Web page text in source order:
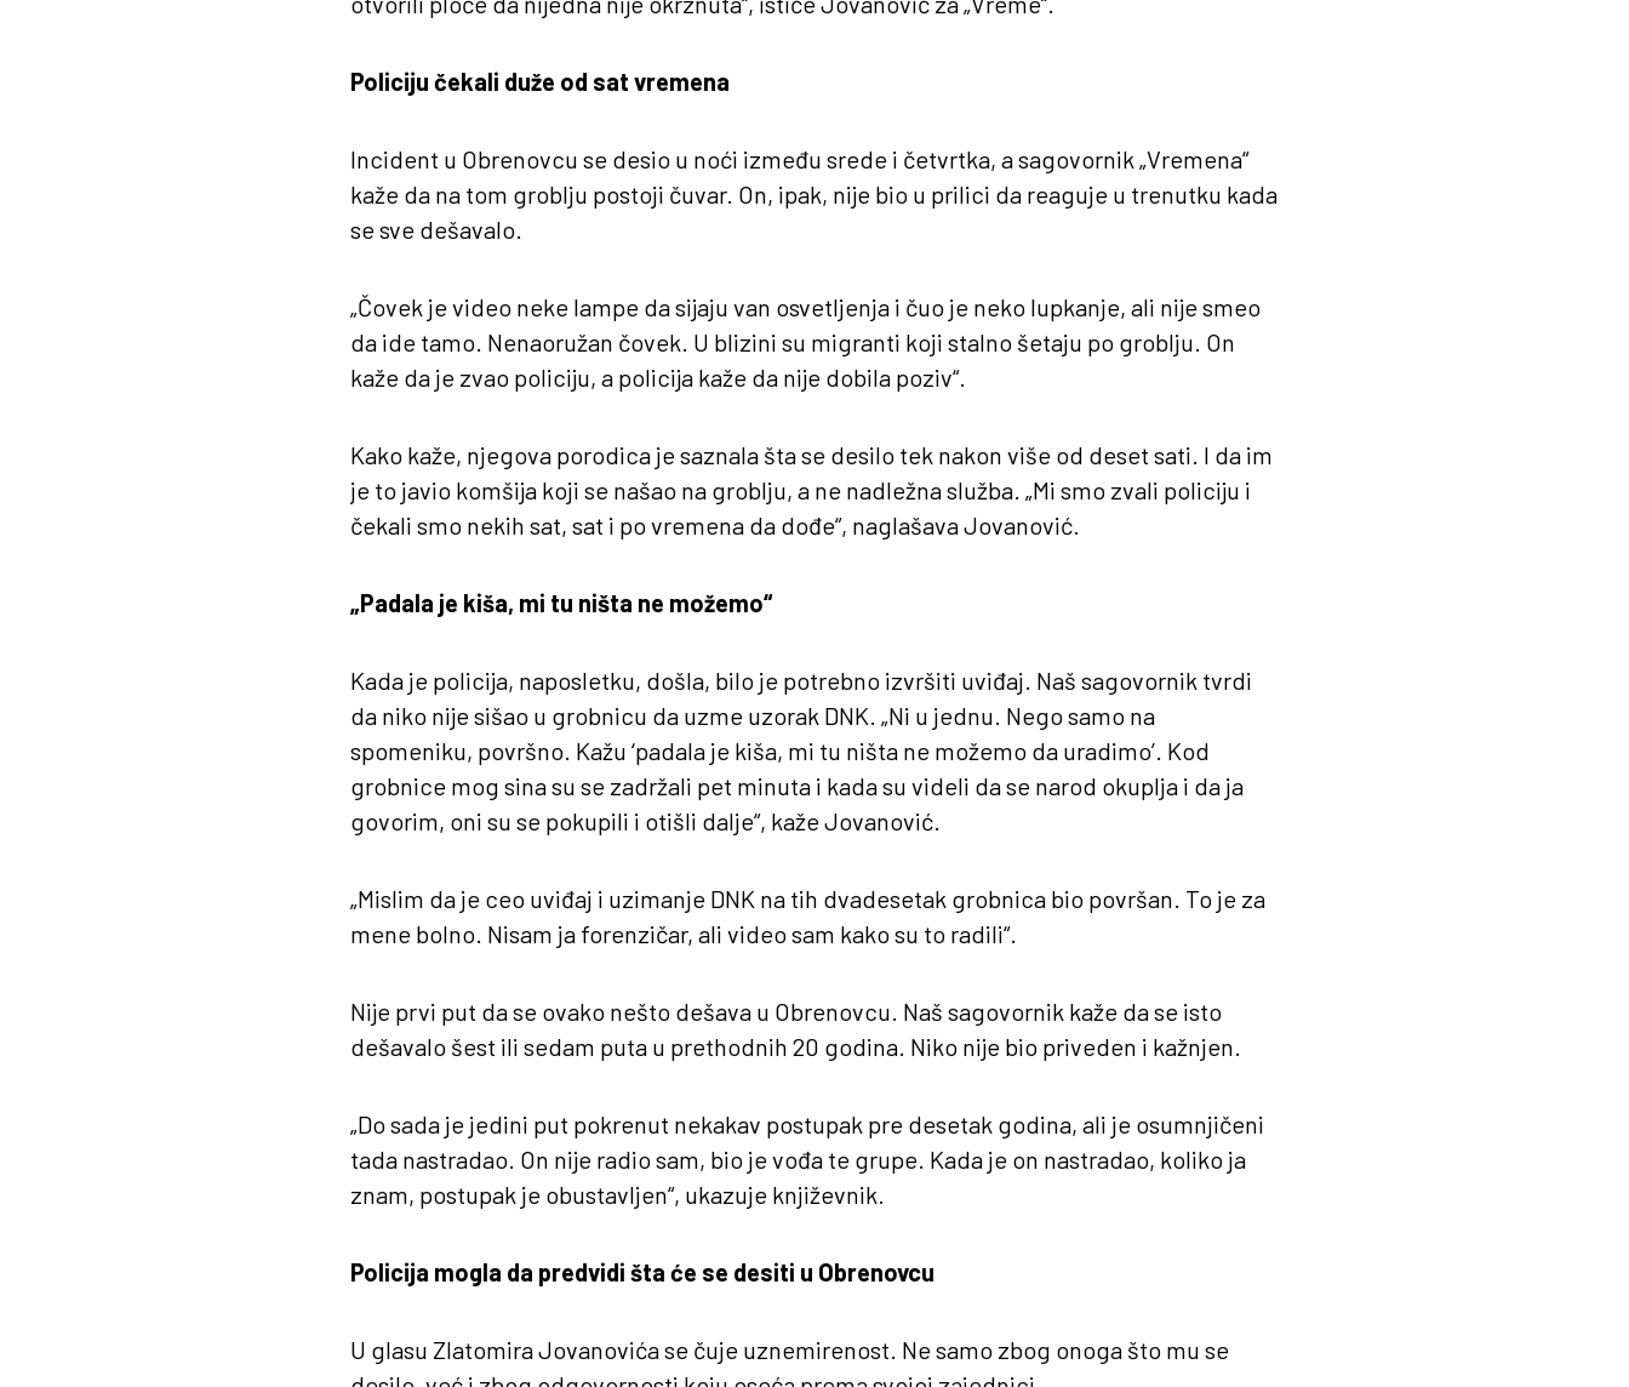
Policiju čekali duže od sat vremena
Incident u Obrenovcu se desio u noći između srede i četvrtka, a sagovornik „Vremena“
kaže da na tom groblju postoji čuvar. On, ipak, nije bio u prilici da reaguje u trenutku kada
se sve dešavalo.
„Čovek je video neke lampe da sijaju van osvetljenja i čuo je neko lupkanje, ali nije smeo
da ide tamo. Nenaoružan čovek. U blizini su migranti koji stalno šetaju po groblju. On
kaže da je zvao policiju, a policija kaže da nije dobila poziv“.
Kako kaže, njegova porodica je saznala šta se desilo tek nakon više od deset sati. I da im
je to javio komšija koji se našao na groblju, a ne nadležna služba. „Mi smo zvali policiju i
čekali smo nekih sat, sat i po vremena da dođe“, naglašava Jovanović.
„Padala je kiša, mi tu ništa ne možemo“
Kada je policija, naposletku, došla, bilo je potrebno izvršiti uviđaj. Naš sagovornik tvrdi
da niko nije sišao u grobnicu da uzme uzorak DNK. „Ni u jednu. Nego samo na
spomeniku, površno. Kažu ‘padala je kiša, mi tu ništa ne možemo da uradimo’. Kod
grobnice mog sina su se zadržali pet minuta i kada su videli da se narod okuplja i da ja
govorim, oni su se pokupili i otišli dalje“, kaže Jovanović.
„Mislim da je ceo uviđaj i uzimanje DNK na tih dvadesetak grobnica bio površan. To je za
mene bolno. Nisam ja forenzičar, ali video sam kako su to radili“.
Nije prvi put da se ovako nešto dešava u Obrenovcu. Naš sagovornik kaže da se isto
dešavalo šest ili sedam puta u prethodnih 20 godina. Niko nije bio priveden i kažnjen.
„Do sada je jedini put pokrenut nekakav postupak pre desetak godina, ali je osumnjičeni
tada nastradao. On nije radio sam, bio je vođa te grupe. Kada je on nastradao, koliko ja
znam, postupak je obustavljen“, ukazuje književnik.
Policija mogla da predvidi šta će se desiti u Obrenovcu
U glasu Zlatomira Jovanovića se čuje uznemirenost. Ne samo zbog onoga što mu se